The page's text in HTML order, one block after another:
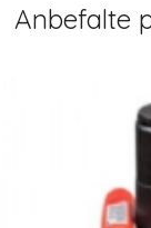
Anbefalte